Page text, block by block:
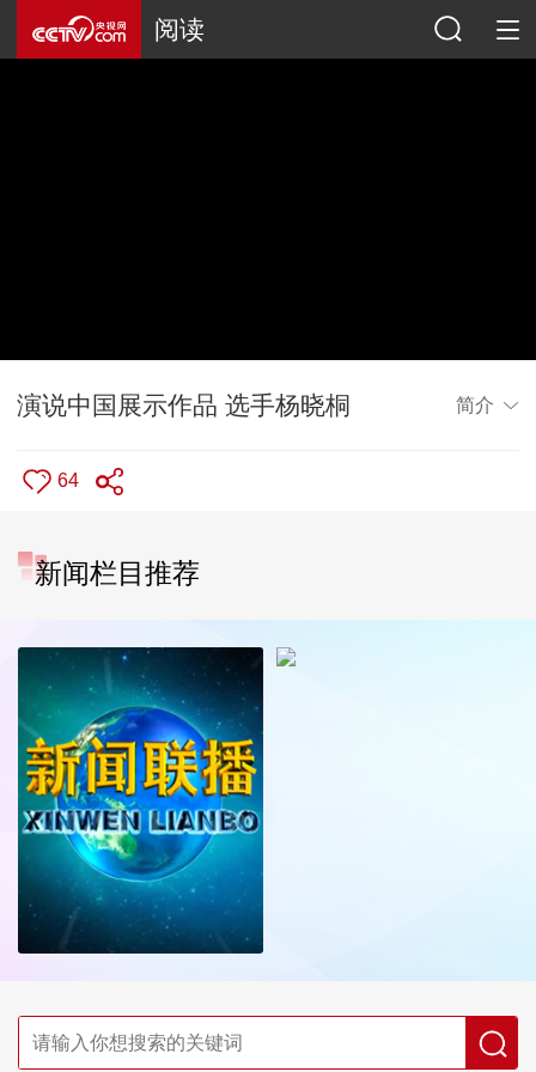
阅读
演说中国展示作品 选手杨晓桐 简介
64
新闻栏目推荐